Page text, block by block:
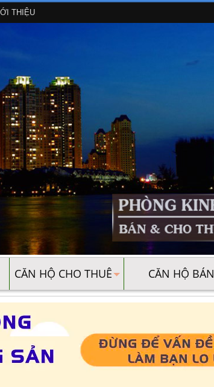
THIỆU
CĂN HỘ CHO THUÊ CĂN HỘ BÁN